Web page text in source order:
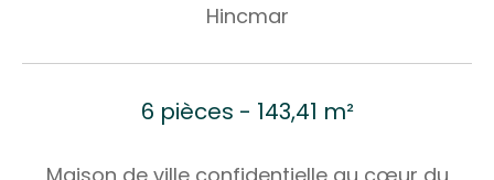
Hincmar
6 pièces - 143,41 m²